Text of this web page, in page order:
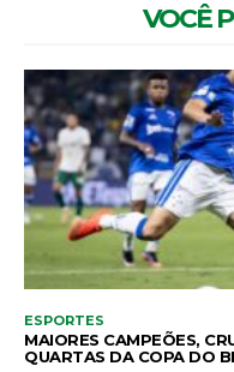
VOCÊ
ESPORTES
MAIORES CAMPEÕES,
QUARTAS DA COPA DO